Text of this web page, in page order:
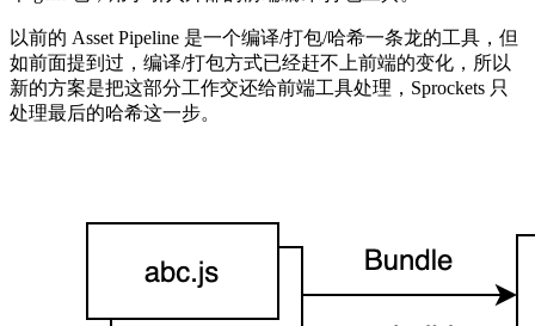
以前的 Asset Pipeline 是一个编译/打包/哈希一条龙的工具，但
如前面提到过，编译/打包方式已经赶不上前端的变化，所以
新的方案是把这部分工作交还给前端工具处理，Sprockets 只
处理最后的哈希这一步。